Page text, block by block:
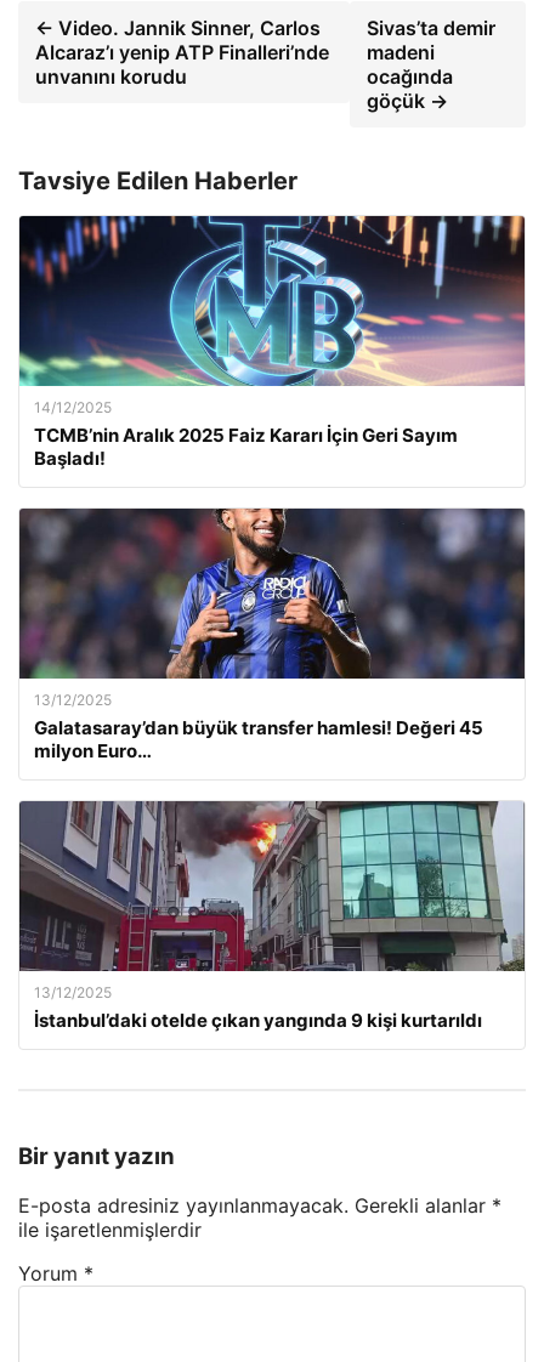
← Video. Jannik Sinner, Carlos
Alcaraz’ı yenip ATP Finalleri’nde
unvanını korudu
Sivas’ta demir
madeni
ocağında
göçük →
Tavsiye Edilen Haberler
14/12/2025
TCMB’nin Aralık 2025 Faiz Kararı İçin Geri Sayım
Başladı!
13/12/2025
Galatasaray’dan büyük transfer hamlesi! Değeri 45
milyon Euro…
13/12/2025
İstanbul’daki otelde çıkan yangında 9 kişi kurtarıldı
Bir yanıt yazın
E-posta adresiniz yayınlanmayacak. Gerekli alanlar *
ile işaretlenmişlerdir
Yorum *